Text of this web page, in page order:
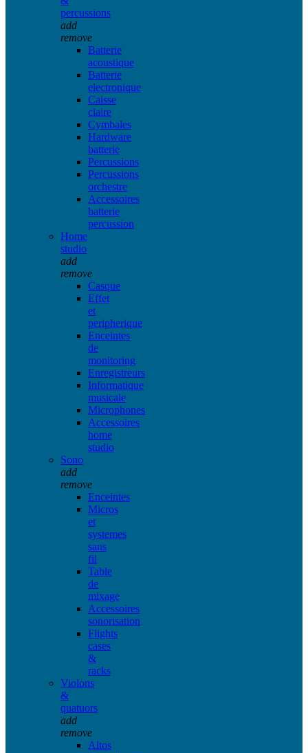
percussions
add
remove
Batterie
acoustique
Batterie
electronique
Caisse
claire
Cymbales
Hardware
batterie
Percussions
Percussions
orchestre
Accessoires
batterie
percussion
Home
studio
add
remove
Casque
Effet
et
peripherique
Enceintes
de
monitoring
Enregistreurs
Informatique
musicale
Microphones
Accessoires
home
studio
Sono
add
remove
Enceintes
Micros
et
systemes
sans
fil
Table
de
mixage
Accessoires
sonorisation
Flights
cases
&
racks
Violons
&
quatuors
add
remove
Altos